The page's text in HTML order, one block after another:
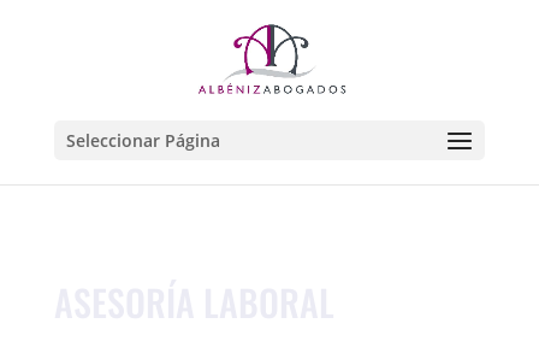
Seleccionar Página